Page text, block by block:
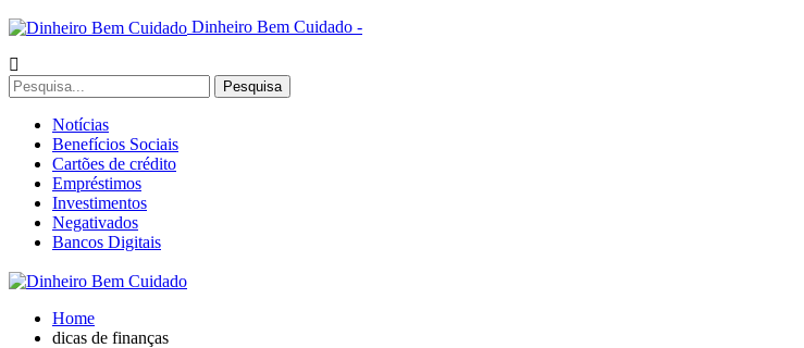
Dinheiro Bem Cuidado -
Notícias
Benefícios Sociais
Cartões de crédito
Empréstimos
Investimentos
Negativados
Bancos Digitais
Home
dicas de finanças